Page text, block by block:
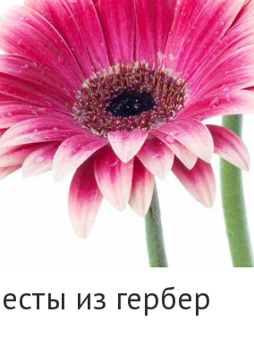
из гербер